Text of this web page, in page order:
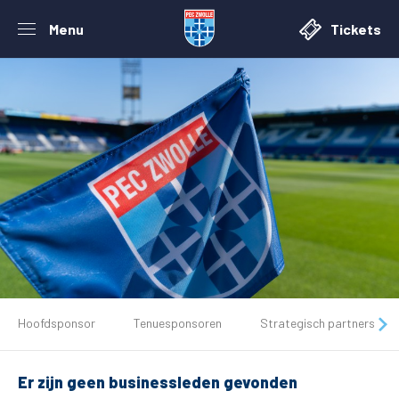
Menu Tickets
Tickets
Matchdays
Hoofdsponsor Tenuesponsoren Strategisch partners
Er zijn geen businessleden gevonden